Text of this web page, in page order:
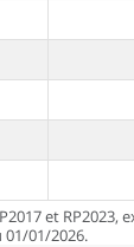
et RP2023,
01/01/2026.